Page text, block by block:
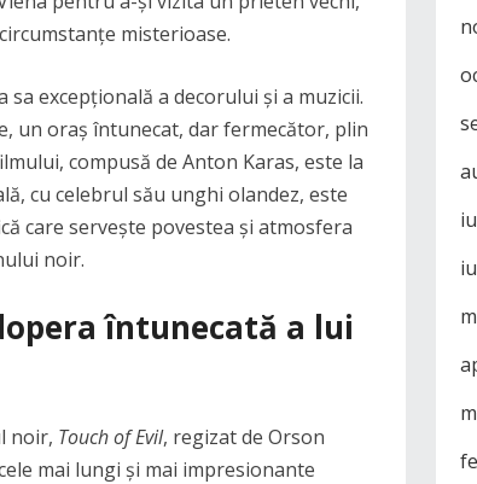
misterioase.
sa excepțională a decorului și a muzicii.
un oraș întunecat, dar fermecător, plin
compusă de Anton Karas, este la
cu celebrul său unghi olandez, este
care servește povestea și atmosfera
noir.
întunecată a lui
noir, Touch of Evil, regizat de Orson
mai lungi și mai impresionante